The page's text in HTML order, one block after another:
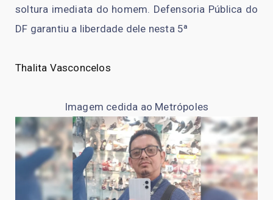
soltura imediata do homem. Defensoria Pública do
DF garantiu a liberdade dele nesta 5ª
Thalita Vasconcelos
Imagem cedida ao Metrópoles